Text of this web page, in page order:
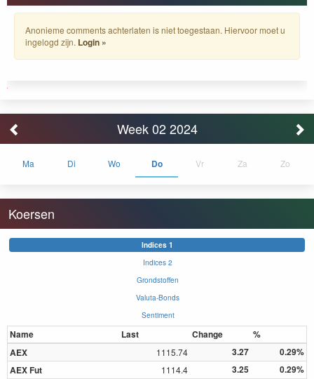
Anonieme comments achterlaten is niet toegestaan. Hiervoor moet u
ingelogd zijn. Login »
Week 02 2024
Ma Di Wo Do Vr Za Zo
Koersen
Indices 1
Indices 2
Grondstoffen
Valuta-Bonds
Sentiment
Name Last Change
%
AEX
1115.74 3.27
0.29%
AEX Fut
1114.4 3.25
0.29%